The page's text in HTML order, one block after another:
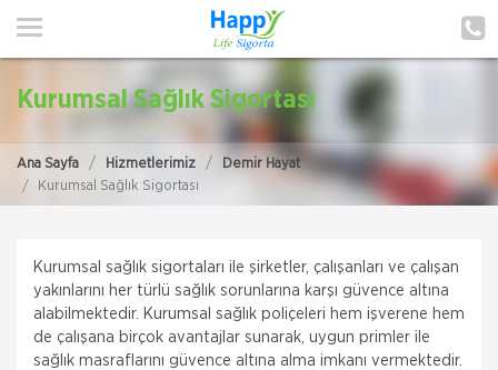
ANA SAYFA
POLIÇE HATIRLAT
MÜŞTERI GIRIŞI
TEKLİF AL
Kurumsal Sağlık Sigortası
Ana Sayfa Hizmetlerimiz
Demir Hayat
Kurumsal Sağlık Sigortası
Kurumsal sağlık sigortaları ile şirketler, çalışanları ve çalışan
yakınlarını her türlü sağlık sorunlarına karşı güvence altına
alabilmektedir. Kurumsal sağlık poliçeleri hem işverene hem
de çalışana birçok avantajlar sunarak, uygun primler ile
sağlık masraflarını güvence altına alma imkanı vermektedir.